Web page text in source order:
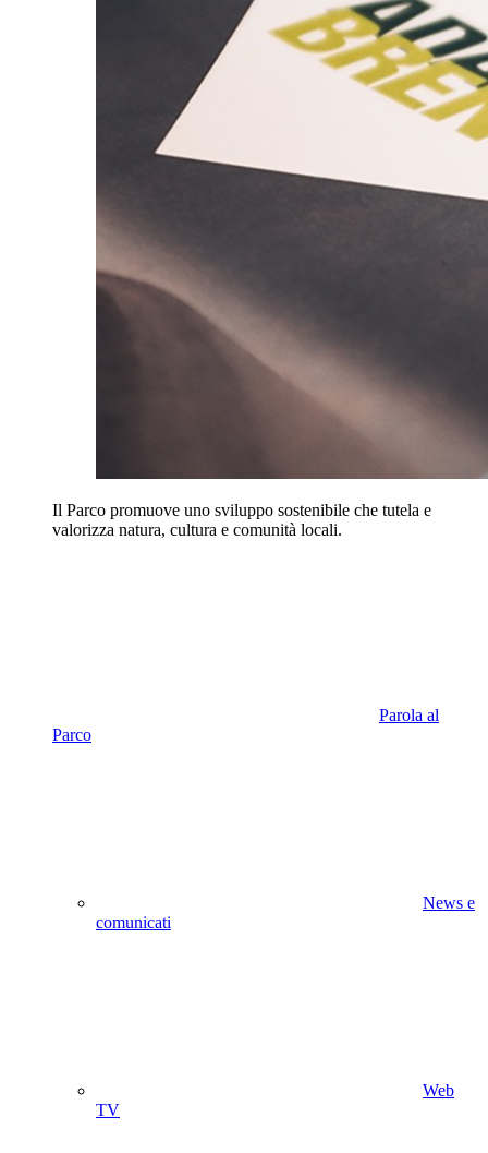
Il Parco promuove uno sviluppo sostenibile che tutela e
valorizza natura, cultura e comunità locali.
Parola al
Parco
News e
comunicati
Web
TV